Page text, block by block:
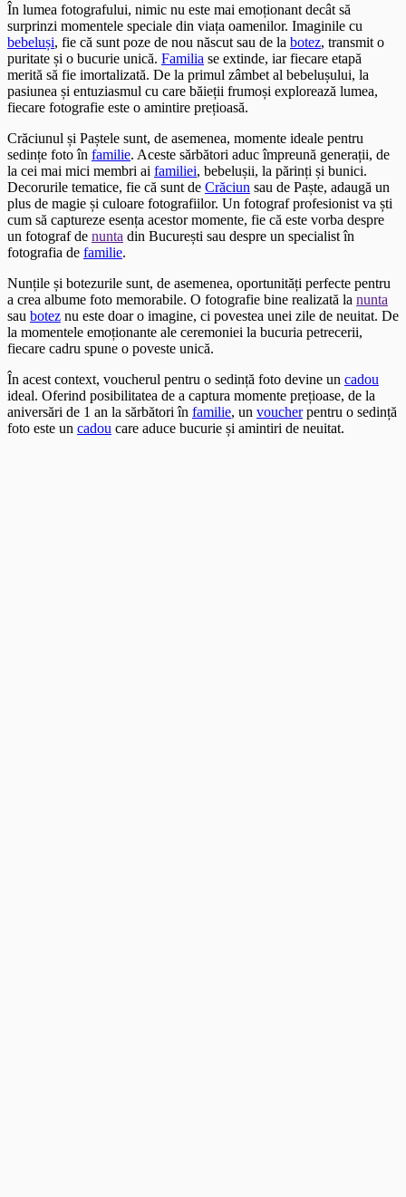
În lumea fotografului, nimic nu este mai emoționant decât să
surprinzi momentele speciale din viața oamenilor. Imaginile cu
bebeluși, fie că sunt poze de nou născut sau de la botez, transmit o
puritate și o bucurie unică. Familia se extinde, iar fiecare etapă
merită să fie imortalizată. De la primul zâmbet al bebelușului, la
pasiunea și entuziasmul cu care băieții frumoși explorează lumea,
fiecare fotografie este o amintire prețioasă.
Crăciunul și Paștele sunt, de asemenea, momente ideale pentru
sedințe foto în familie. Aceste sărbători aduc împreună generații, de
la cei mai mici membri ai familiei, bebelușii, la părinți și bunici.
Decorurile tematice, fie că sunt de Crăciun sau de Paște, adaugă un
plus de magie și culoare fotografiilor. Un fotograf profesionist va ști
cum să captureze esența acestor momente, fie că este vorba despre
un fotograf de nunta din București sau despre un specialist în
fotografia de familie.
Nunțile și botezurile sunt, de asemenea, oportunități perfecte pentru
a crea albume foto memorabile. O fotografie bine realizată la nunta
sau botez nu este doar o imagine, ci povestea unei zile de neuitat. De
la momentele emoționante ale ceremoniei la bucuria petrecerii,
fiecare cadru spune o poveste unică.
În acest context, voucherul pentru o sedință foto devine un cadou
ideal. Oferind posibilitatea de a captura momente prețioase, de la
aniversări de 1 an la sărbători în familie, un voucherpentru o sedință
foto este un cadou care aduce bucurie și amintiri de neuitat.